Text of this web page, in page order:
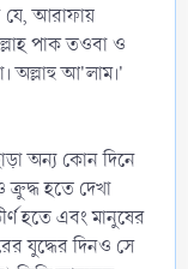
যে, আরাফায়
পাক তওবা ও
অল্লাহু আ'লাম।'
হতে দেখা
হতে এবং মানুষের
যুদ্ধের দিনও সে